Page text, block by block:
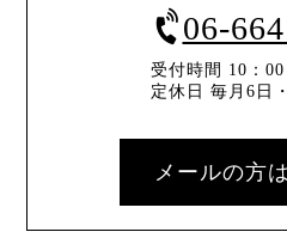
06-
受付時間 10：
定休日 毎月6日
メールの方